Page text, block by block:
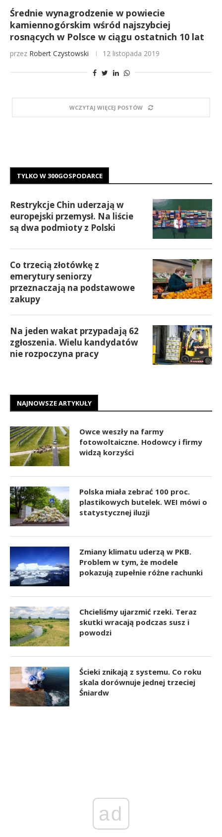
Średnie wynagrodzenie w powiecie
kamiennogórskim wśród najszybciej
rosnących w Polsce w ciągu ostatnich 10 lat
przez Robert Czystowski 12 listopada 2019
WCZYTAJ WIĘCEJ POSTÓW
TYLKO W 300GOSPODARCE
Restrykcje Chin uderzają w
europejski przemysł. Na liście
są dwa podmioty z Polski
Co trzecią złotówkę z
emerytury seniorzy
przeznaczają na podstawowe
zakupy
Na jeden wakat przypadają 62
zgłoszenia. Wielu kandydatów
nie rozpoczyna pracy
NAJNOWSZE ARTYKUŁY
Owce weszły na farmy
fotowoltaiczne. Hodowcy i firmy
widzą korzyści
Polska miała zebrać 100 proc.
plastikowych butelek. WEI mówi o
statystycznej iluzji
Zmiany klimatu uderzą w PKB.
Problem w tym, że modele
pokazują zupełnie różne rachunki
Chcieliśmy ujarzmić rzeki. Teraz
skutki wracają podczas susz i
powodzi
Ścieki znikają z systemu. Co roku
skala dorównuje jednej trzeciej
Śniardw
ad